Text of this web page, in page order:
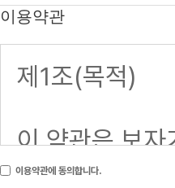
이용약관
이용약관에 동의합니다.